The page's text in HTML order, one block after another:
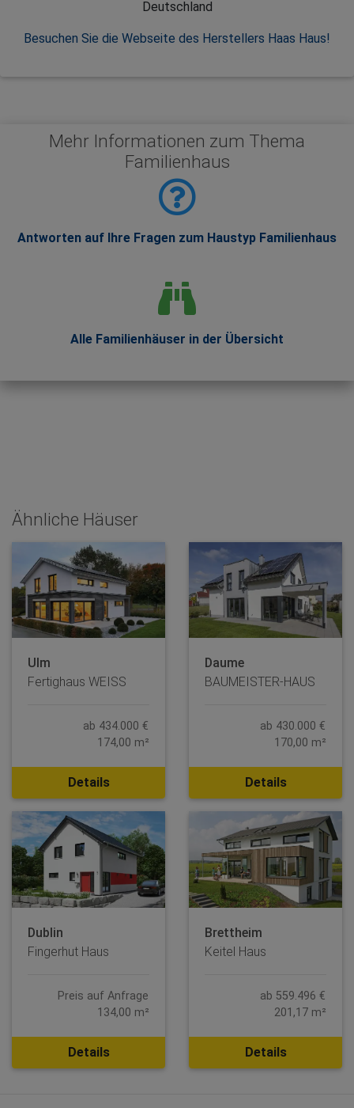
Deutschland
Besuchen Sie die Webseite des Herstellers Haas Haus!
Mehr Informationen zum Thema
Familienhaus
Antworten auf Ihre Fragen zum Haustyp Familienhaus
Alle Familienhäuser in der Übersicht
Ähnliche Häuser
Ulm
Fertighaus WEISS
ab 434.000 €
174,00 m²
Details
Daume
BAUMEISTER-HAUS
ab 430.000 €
170,00 m²
Details
Dublin
Fingerhut Haus
Preis auf Anfrage
134,00 m²
Details
Brettheim
Keitel Haus
ab 559.496 €
201,17 m²
Details